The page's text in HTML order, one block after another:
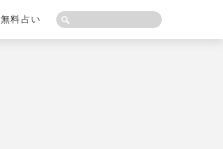
無料占い